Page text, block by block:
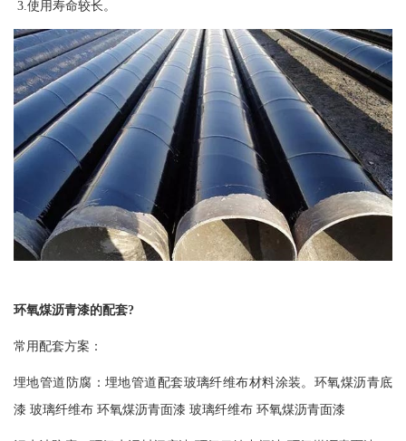
3.使用寿命较长。
环氧煤沥青漆的配套?
常用配套方案：
埋地管道防腐：埋地管道配套玻璃纤维布材料涂装。环氧煤沥青底
漆 玻璃纤维布 环氧煤沥青面漆 玻璃纤维布 环氧煤沥青面漆